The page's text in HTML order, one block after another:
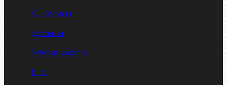
О компании
Доставка
Условия работы
Блог